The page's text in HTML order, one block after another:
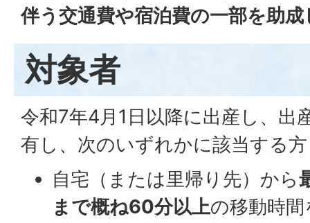
伴う交通費や宿泊費の一部を助
対象者
令和7年4月1日以降に出産し、出
有し、次のいずれかに該当する方
自宅（または里帰り先）から
まで概ね60分以上の移動時